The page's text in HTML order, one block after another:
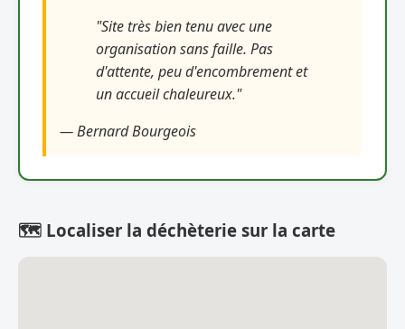
"Site très bien tenu avec une
organisation sans faille. Pas
d'attente, peu d'encombrement et
un accueil chaleureux."
— Bernard Bourgeois
🗺️ Localiser la déchèterie sur la carte